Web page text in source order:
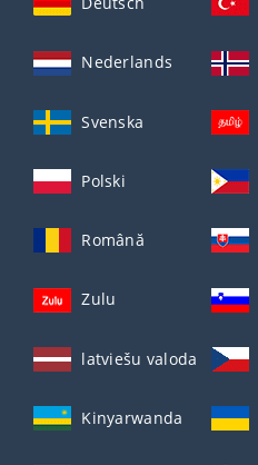
Nederlands
Svenska
Polski
Română
Zulu
latviešu valoda
Kinyarwanda